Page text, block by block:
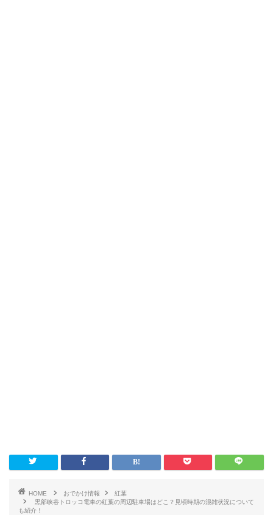
HOME おでかけ情報
紅葉
黒部峡谷トロッコ電車の紅葉の周辺駐車場はどこ？見頃時期の混雑状況について
も紹介！